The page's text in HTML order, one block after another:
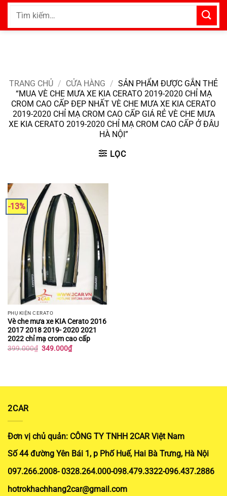
Bỏ
nội
Tìm
TRANG CHỦ / CỬA HÀNG / SẢN PHẨM ĐƯỢC GẮN THẺ
“MUA VÈ CHE MƯA XE KIA CERATO 2019-2020 CHỈ MẠ
CROM CAO CẤP ĐẸP NHẤT VÈ CHE MƯA XE KIA CERATO
2019-2020 CHỈ MẠ CROM CAO CẤP GIÁ RẺ VÈ CHE MƯA
XE KIA CERATO 2019-2020 CHỈ MẠ CROM CAO CẤP Ở ĐÂU
HÀ NỘI”
LỌC
-13%
PHỤ KIỆN CERATO
Vè che mưa xe KIA Cerato 2016
2017 2018 2019- 2020 2021
2022 chỉ mạ crom cao cấp
399.000₫ Giá
349.000₫Giá
hiện
2CAR
Đơn vị chủ quản: CÔNG TY TNHH 2CAR Việt Nam
Số 44 đường Yên Bái 1, p Phố Huế, Hai Bà Trưng, Hà Nội
097.266.2008- 0328.264.000-098.479.3322-096.437.2886
hotrokhachhang2car@gmail.com